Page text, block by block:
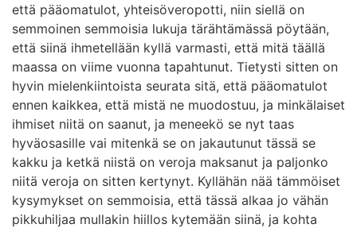
että pääomatulot, yhteisöveropotti, niin siellä on
semmoinen semmoisia lukuja tärähtämässä pöytään,
että siinä ihmetellään kyllä varmasti, että mitä täällä
maassa on viime vuonna tapahtunut. Tietysti sitten on
hyvin mielenkiintoista seurata sitä, että pääomatulot
ennen kaikkea, että mistä ne muodostuu, ja minkälaiset
ihmiset niitä on saanut, ja meneekö se nyt taas
hyväosasille vai mitenkä se on jakautunut tässä se
kakku ja ketkä niistä on veroja maksanut ja paljonko
niitä veroja on sitten kertynyt. Kyllähän nää tämmöiset
kysymykset on semmoisia, että tässä alkaa jo vähän
pikkuhiljaa mullakin hiillos kytemään siinä, ja kohta